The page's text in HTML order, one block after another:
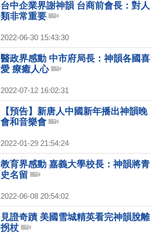
台中企業界謝神韻 台商前會長：對人
類非常重要
2022-06-30 15:43:30
醫政界感動 中市府局長：神韻各國喜
愛 療癒人心
2022-07-12 16:02:31
【預告】新唐人中國新年播出神韻晚
會和音樂會
2022-01-29 21:54:24
教育界感動 嘉義大學校長：神韻將青
史名留
2022-06-08 20:54:02
見證奇蹟 美國雪城精英看完神韻脫離
拐杖